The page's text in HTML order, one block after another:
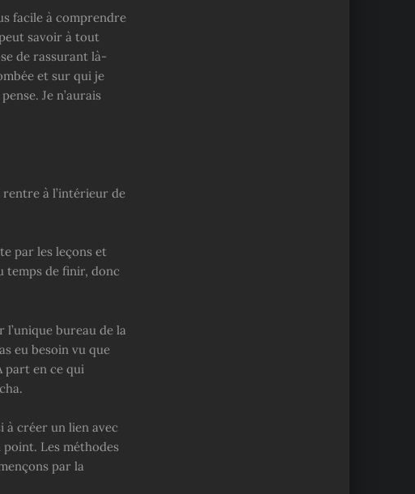
facile à comprendre
savoir à tout
de rassurant là-
et sur qui je
Je n’aurais
à l’intérieur de
par les leçons et
temps de finir, donc
l’unique bureau de la
eu besoin vu que
part en ce qui
à créer un lien avec
point. Les méthodes
par la